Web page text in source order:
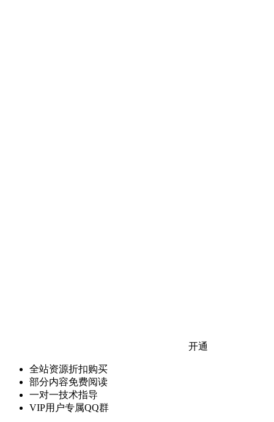
开通
全站资源折扣购买
部分内容免费阅读
一对一技术指导
VIP用户专属QQ群